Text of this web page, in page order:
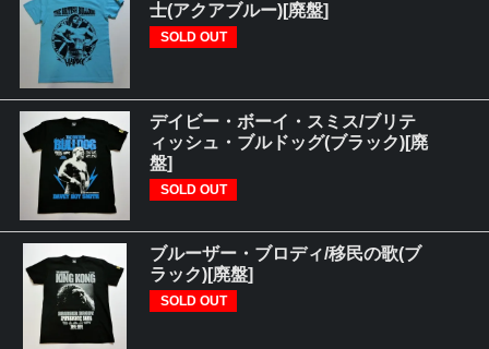
士(アクアブルー)[廃盤]
SOLD OUT
デイビー・ボーイ・スミス/ブリテ
ィッシュ・ブルドッグ(ブラック)[廃
盤]
SOLD OUT
ブルーザー・ブロディ/移民の歌(ブ
ラック)[廃盤]
SOLD OUT